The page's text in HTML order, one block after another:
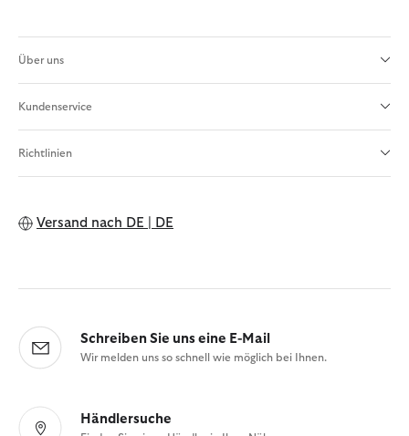
Über uns
Kundenservice
Richtlinien
Versand nach DE | DE
Schreiben Sie uns eine E-Mail
Wir melden uns so schnell wie möglich bei Ihnen.
Händlersuche